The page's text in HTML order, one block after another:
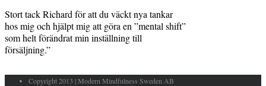
Stort tack Richard för att du väckt nya tankar
hos mig och hjälpt mig att göra en ”mental shift”
som helt förändrat min inställning till
försäljning.”
Copyright 2013 | Modern Mindfulness Sweden AB